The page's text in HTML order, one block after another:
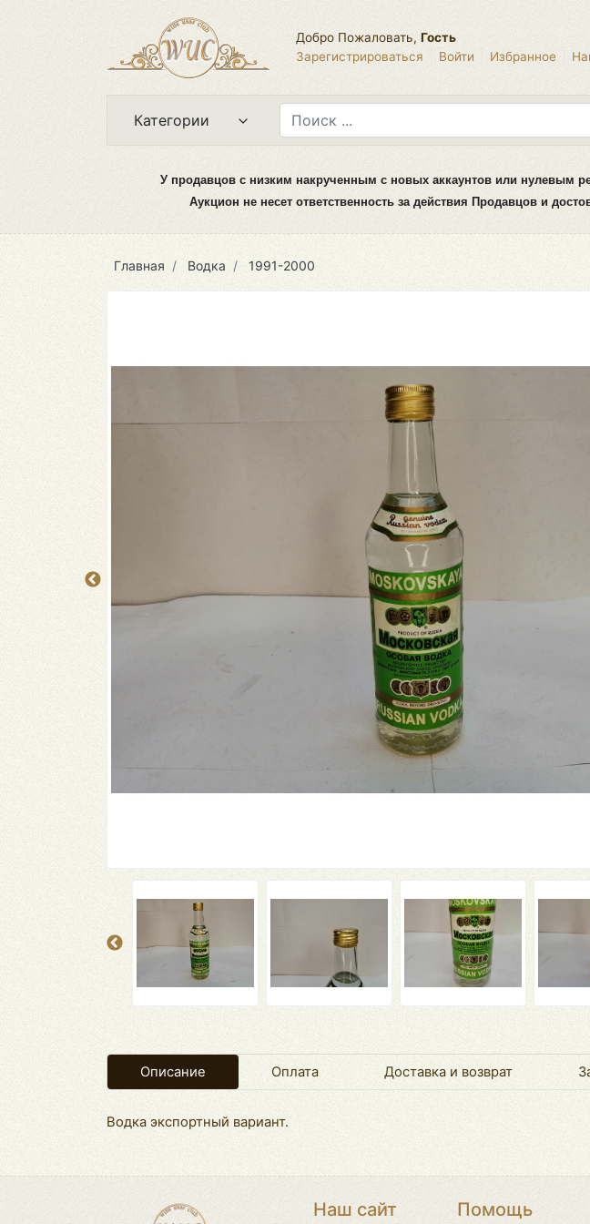
Добро Пожаловать, Гость
Зарегистрироваться
Войти Избранное
Категории
У продавцов с низким накрученным с новых аккаунтов или нулевым
Аукцион не несет ответственность за действия Продавцов и
Главная Водка 1991-2000
Описание Оплата Доставка и возврат
Водка экспортный вариант.
Наш сайт Помощь